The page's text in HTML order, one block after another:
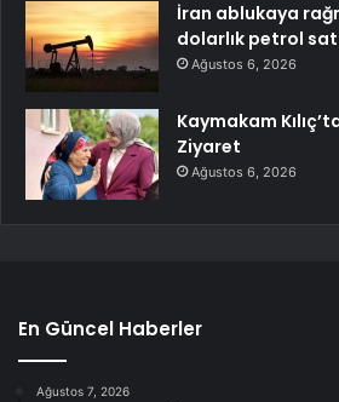
İran ablukaya
dolarlık petrol
Ağustos 6, 2026
Kaymakam
Ziyaret
Ağustos 6, 2026
En Güncel Haberler
Ağustos 7, 2026